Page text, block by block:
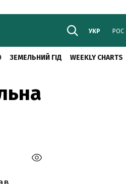
УКР РОС
ЗЕМЕЛЬНИЙ ГІД WEEKLY CHARTS